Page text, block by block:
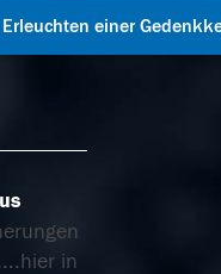
Erleuchten einer
in